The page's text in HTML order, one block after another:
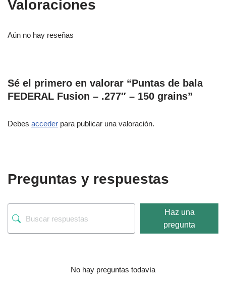
Valoraciones
Aún no hay reseñas
Sé el primero en valorar “Puntas de bala
FEDERAL Fusion – .277″ – 150 grains”
Debes acceder para publicar una valoración.
Preguntas y respuestas
Haz una
pregunta
No hay preguntas todavía